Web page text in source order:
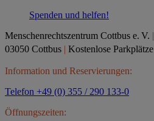
Spenden und helfen!
Menschenrechtszentrum Cottbus e. V. |
03050 Cottbus | Kostenlose Parkplätze
Information und Reservierungen:
Telefon +49 (0) 355 / 290 133-0
Öffnungszeiten: